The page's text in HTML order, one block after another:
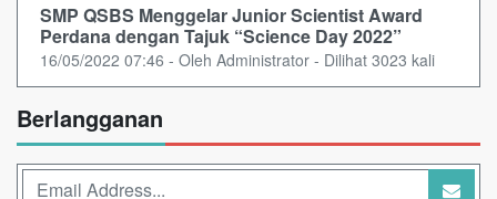
SMP QSBS Menggelar Junior Scientist Award
Perdana dengan Tajuk “Science Day 2022”
16/05/2022 07:46 - Oleh Administrator - Dilihat 3023 kali
Berlangganan